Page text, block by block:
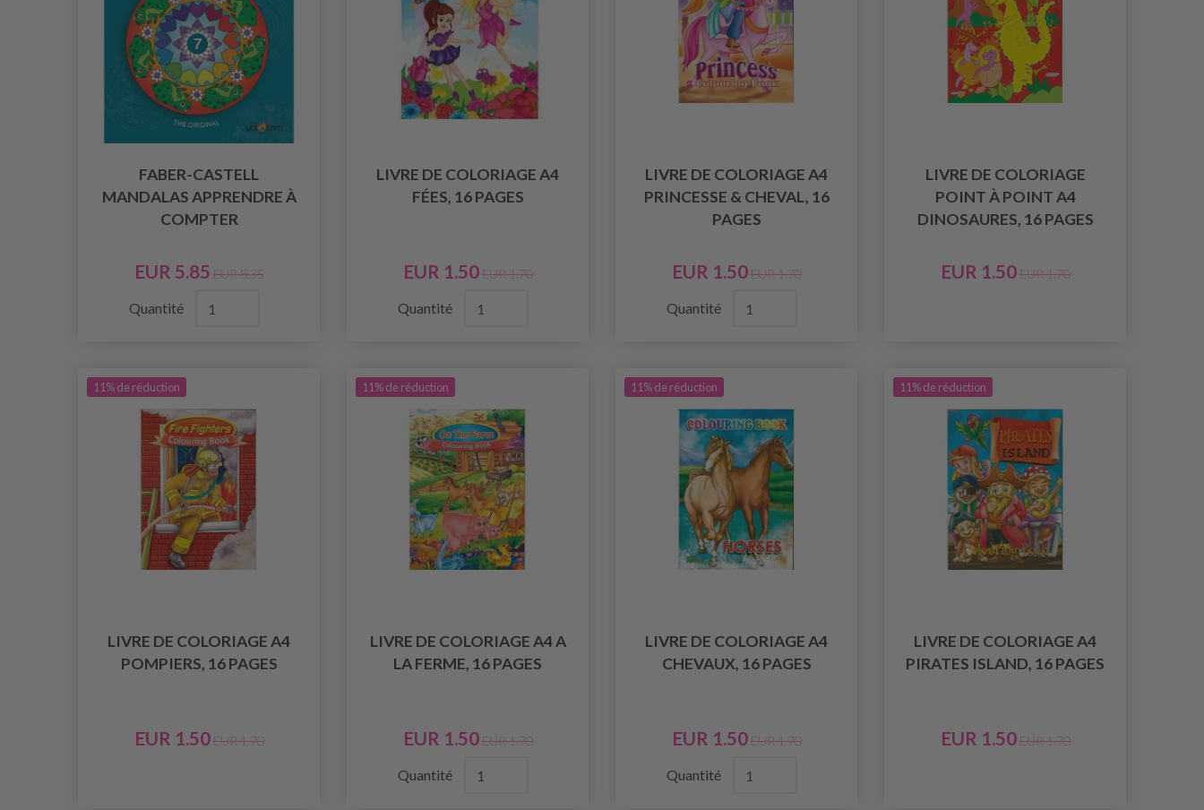
FABER-CASTELL
MANDALAS APPRENDRE À
COMPTER
EUR 5.85 EUR 8.35
Quantité
LIVRE DE COLORIAGE A4
FÉES, 16 PAGES
EUR 1.50 EUR 1.70
Quantité
LIVRE DE COLORIAGE A4
PRINCESSE & CHEVAL, 16
PAGES
EUR 1.50 EUR 1.70
Quantité
LIVRE DE COLORIAGE
POINT À POINT A4
DINOSAURES, 16 PAGES
EUR 1.50 EUR 1.70
11% de réduction
LIVRE DE COLORIAGE A4
POMPIERS, 16 PAGES
EUR 1.50 EUR 1.70
11% de réduction
LIVRE DE COLORIAGE A4 A
LA FERME, 16 PAGES
EUR 1.50 EUR 1.70
Quantité
11% de réduction
LIVRE DE COLORIAGE A4
CHEVAUX, 16 PAGES
EUR 1.50 EUR 1.70
Quantité
11% de réduction
LIVRE DE COLORIAGE A4
PIRATES ISLAND, 16 PAGES
EUR 1.50 EUR 1.70